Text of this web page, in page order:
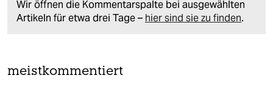
Wir öffnen die Kommentarspalte bei ausgewählten
Artikeln für etwa drei Tage – hier sind sie zu finden.
meistkommentiert